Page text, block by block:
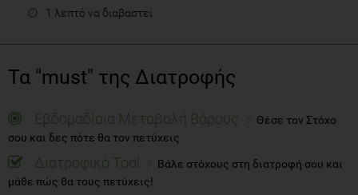
1 λεπτό να διαβαστεί
Τα "must" της Διατροφής
Εβδομαδίαια Μεταβολή Βάρους
Θέσε τον Στόχο
σου και δες πότε θα τον πετύχεις
Διατροφικό Tool
Βάλε στόχους στη διατροφή σου και
μάθε πώς θα τους πετύχεις!